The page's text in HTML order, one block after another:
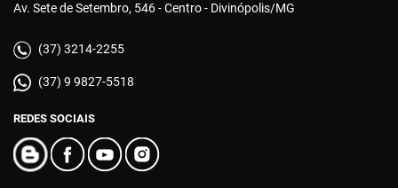
Av. Sete de Setembro, 546 - Centro - Divinópolis/MG
(37) 3214-2255
(37) 9 9827-5518
REDES SOCIAIS